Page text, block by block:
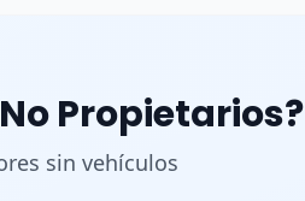
Propietarios?
sin vehículos